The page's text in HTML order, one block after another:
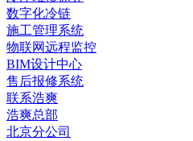
数字化冷链
施工管理系统
物联网远程监控
BIM设计中心
售后报修系统
联系浩爽
浩爽总部
北京分公司